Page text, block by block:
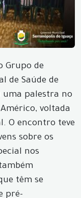
Grupo de
de Saúde de
uma palestra no
voltada
O encontro teve
sobre os
nos
têm se
pré-